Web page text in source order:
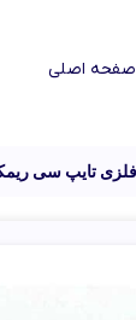
صفحه اصلی